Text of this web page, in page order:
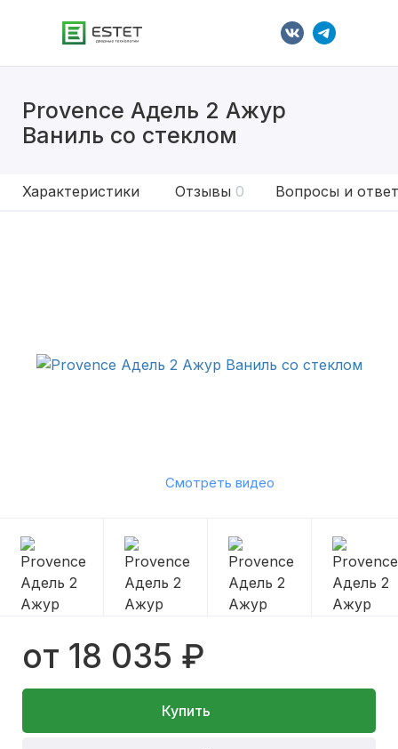
Provence Адель 2 Ажур
Ваниль со стеклом
Характеристики Отзывы 0 Вопросы и
Смотреть видео
от 18 035 ₽
Купить